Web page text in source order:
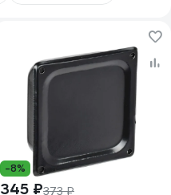
-8%
345 ₽373 ₽